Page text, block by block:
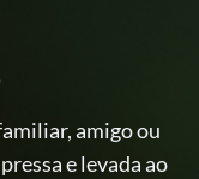
amigo ou
e levada ao